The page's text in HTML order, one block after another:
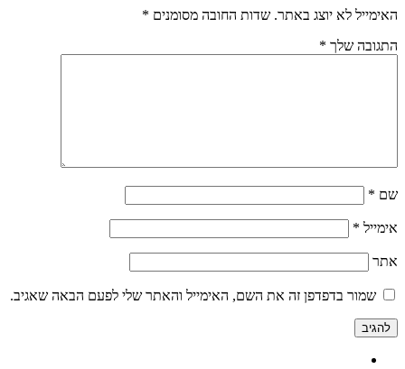
לא יוצג באתר. שדות החובה מסומנים*
שלך*
*
בדפדפן זה את השם, האימייל והאתר שלי לפעם הבאה שאגיב.